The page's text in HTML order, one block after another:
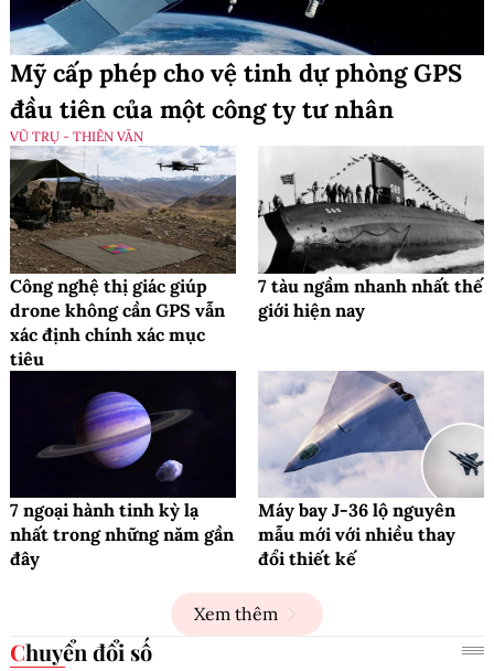
Mỹ cấp phép cho vệ tinh dự phòng GPS
đầu tiên của một công ty tư nhân
VŨ TRỤ - THIÊN VĂN
Công nghệ thị giác giúp
drone không cần GPS vẫn
xác định chính xác mục
tiêu
7 tàu ngầm nhanh nhất thế
giới hiện nay
7 ngoại hành tinh kỳ lạ
nhất trong những năm gần
đây
Máy bay J-36 lộ nguyên
mẫu mới với nhiều thay
đổi thiết kế
Xem thêm
Chuyển đổi số